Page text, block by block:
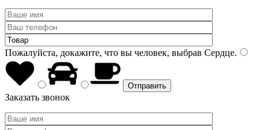
Пожалуйста, докажите, что вы человек, выбрав Сердце.
Заказать звонок